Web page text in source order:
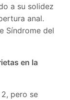
a su solidez
anal.
Síndrome del
en la
pero se